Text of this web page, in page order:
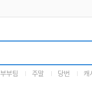
부부팀 주말 당번 캐